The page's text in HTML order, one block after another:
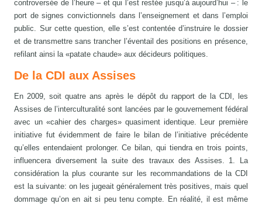
controversée de l’heure – et qui l’est restée jusqu’à aujourd’hui – : le
port de signes convictionnels dans l’enseignement et dans l’emploi
public. Sur cette question, elle s’est contentée d’instruire le dossier
et de transmettre sans trancher l’éventail des positions en présence,
refilant ainsi la «patate chaude» aux décideurs politiques.
De la CDI aux Assises
En 2009, soit quatre ans après le dépôt du rapport de la CDI, les
Assises de l’interculturalité sont lancées par le gouvernement fédéral
avec un «cahier des charges» quasiment identique. Leur première
initiative fut évidemment de faire le bilan de l’initiative précédente
qu’elles entendaient prolonger. Ce bilan, qui tiendra en trois points,
influencera diversement la suite des travaux des Assises. 1. La
considération la plus courante sur les recommandations de la CDI
est la suivante: on les jugeait généralement très positives, mais quel
dommage qu’on en ait si peu tenu compte. En réalité, il est même